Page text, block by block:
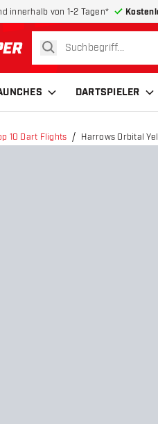
innerhalb von 1-2 Tagen*
Startseite
suchen
DARTSPIELER
10 Dart Flights Harrows Orbital